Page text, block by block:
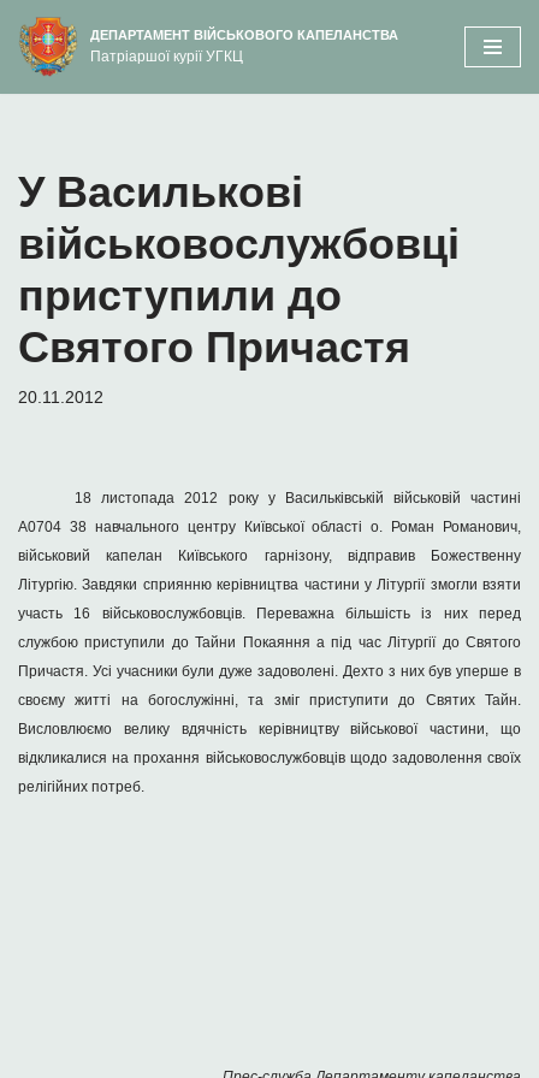
вмісту
Перейти
до
ДЕПАРТАМЕНТ ВІЙСЬКОВОГО КАПЕЛАНСТВА
Патріаршої курії УГКЦ
У Василькові
військовослужбовці
приступили до
Святого Причастя
20.11.2012
18 листопада 2012 року у Васильківській військовій частині
А0704 38 навчального центру Київської області о. Роман Романович,
військовий капелан Київського гарнізону, відправив Божественну
Літургію. Завдяки сприянню керівництва частини у Літургії змогли взяти
участь 16 військовослужбовців. Переважна більшість із них перед
службою приступили до Тайни Покаяння а під час Літургії до Святого
Причастя. Усі учасники були дуже задоволені. Дехто з них був уперше в
своєму житті на богослужінні, та зміг приступити до Святих Тайн.
Висловлюємо велику вдячність керівництву військової частини, що
відкликалися на прохання військовослужбовців щодо задоволення своїх
релігійних потреб.